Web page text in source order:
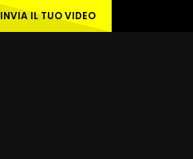
INVIA IL TUO VIDEO